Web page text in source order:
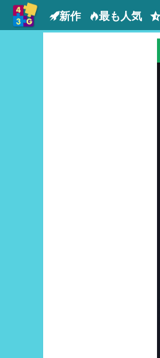
新作 最も人気